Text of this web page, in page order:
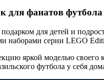
для фанатов футбола
для детей и
наборами серии LEGO
яркой моделью
футбола у себя